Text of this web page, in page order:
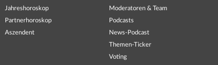
Jahreshoroskop
Partnerhoroskop
Aszendent
Moderatoren & Team
Podcasts
News-Podcast
Themen-Ticker
Voting